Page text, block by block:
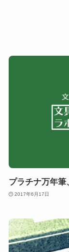
プラチナ万年筆
2017年6月17日